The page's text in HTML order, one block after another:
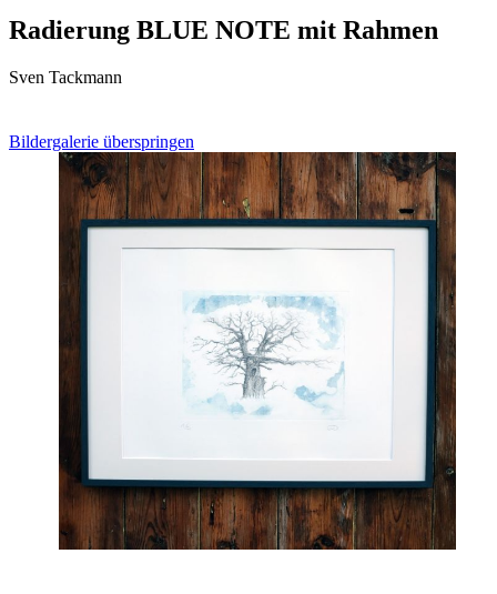
Radierung BLUE NOTE mit Rahmen
Sven Tackmann
Bildergalerie überspringen